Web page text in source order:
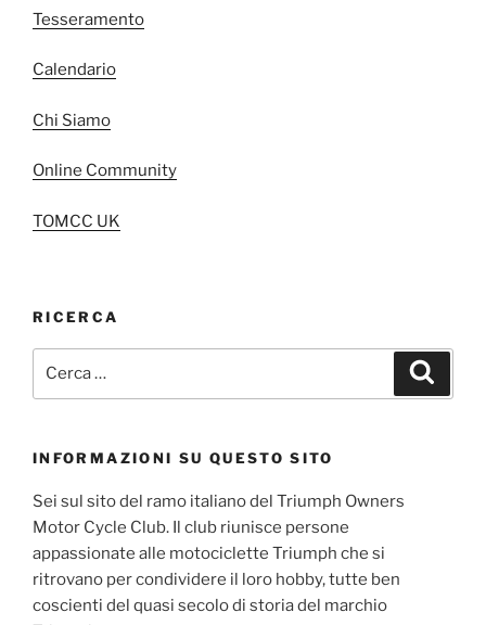
Tesseramento
Calendario
Chi Siamo
Online Community
TOMCC UK
RICERCA
INFORMAZIONI SU QUESTO SITO
Sei sul sito del ramo italiano del Triumph Owners
Motor Cycle Club. Il club riunisce persone
appassionate alle motociclette Triumph che si
ritrovano per condividere il loro hobby, tutte ben
coscienti del quasi secolo di storia del marchio